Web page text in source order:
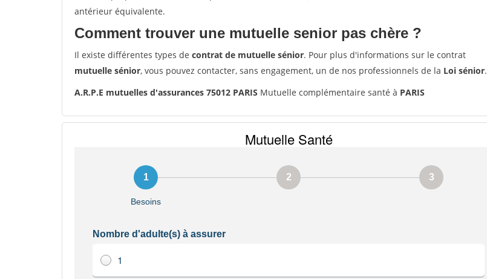
antérieur équivalente.
Comment trouver une mutuelle senior pas chère ?
Il existe différentes types de contrat de mutuelle sénior. Pour plus d'informations sur le contrat
mutuelle sénior, vous pouvez contacter, sans engagement, un de nos professionnels de la Loi sénior.
A.R.P.E mutuelles d'assurances 75012 PARIS Mutuelle complémentaire santé à PARIS